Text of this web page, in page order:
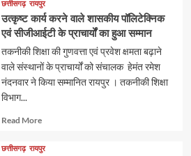
छत्तीसगढ़ रायपुर
उत्कृष्ट कार्य करने वाले शासकीय पॉलिटेक्निक
एवं सीजीआईटी के प्राचार्यों का हुआ सम्मान
तकनीकी शिक्षा की गुणवत्ता एवं प्रवेश क्षमता बढ़ाने
वाले संस्थानों के प्राचार्यों को संचालक हेमंत रमेश
नंदनवार ने किया सम्मानित रायपुर । तकनीकी शिक्षा
विभाग...
Read MoreRead
about
छत्तीसगढ़ रायपुर